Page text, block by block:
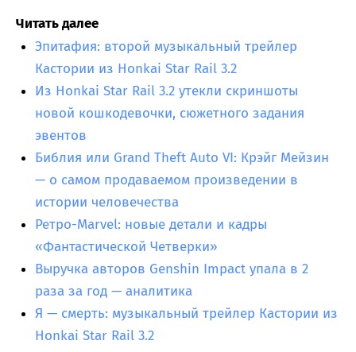
Читать далее
Эпитафия: второй музыкальный трейлер
Кастории из Honkai Star Rail 3.2
Из Honkai Star Rail 3.2 утекли скриншоты
новой кошкодевочки, сюжетного задания
эвентов
Библия или Grand Theft Auto VI: Крэйг Мейзин
— о самом продаваемом произведении в
истории человечества
Ретро-Marvel: новые детали и кадры
«Фантастической Четверки»
Выручка авторов Genshin Impact упала в 2
раза за год — аналитика
Я — смерть: музыкальный трейлер Кастории из
Honkai Star Rail 3.2